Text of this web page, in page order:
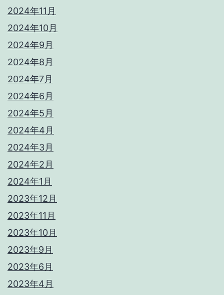
2024年11月
2024年10月
2024年9月
2024年8月
2024年7月
2024年6月
2024年5月
2024年4月
2024年3月
2024年2月
2024年1月
2023年12月
2023年11月
2023年10月
2023年9月
2023年6月
2023年4月